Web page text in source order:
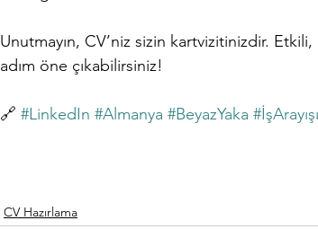
Unutmayın, CV’niz sizin kartvizitinizdir.
adım öne çıkabilirsiniz!
🔗 #LinkedIn #Almanya #BeyazYaka #İşArayışı
CV Hazırlama